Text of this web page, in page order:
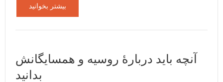
بیشتر بخوانید
آنچه باید دربارهٔ روسیه و همسایگانش
بدانید